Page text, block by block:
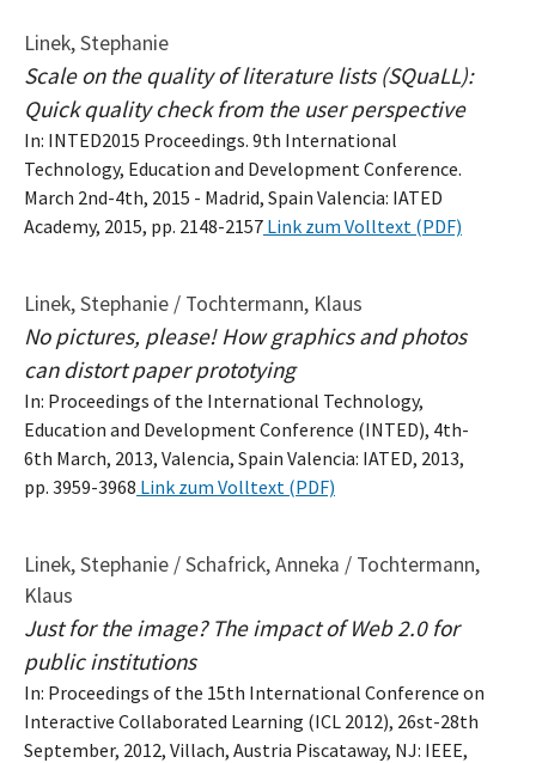
Linek, Stephanie
Scale on the quality of literature lists (SQuaLL):
Quick quality check from the user perspective
In: INTED2015 Proceedings. 9th International
Technology, Education and Development Conference.
March 2nd-4th, 2015 - Madrid, Spain Valencia: IATED
Academy, 2015, pp. 2148-2157 Link zum Volltext (PDF)
Linek, Stephanie / Tochtermann, Klaus
No pictures, please! How graphics and photos
can distort paper prototying
In: Proceedings of the International Technology,
Education and Development Conference (INTED), 4th-
6th March, 2013, Valencia, Spain Valencia: IATED, 2013,
pp. 3959-3968 Link zum Volltext (PDF)
Linek, Stephanie / Schafrick, Anneka / Tochtermann,
Klaus
Just for the image? The impact of Web 2.0 for
public institutions
In: Proceedings of the 15th International Conference on
Interactive Collaborated Learning (ICL 2012), 26st-28th
September, 2012, Villach, Austria Piscataway, NJ: IEEE,